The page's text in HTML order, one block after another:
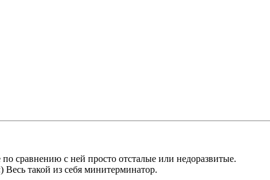
сравнению с ней просто отсталые или недоразвитые.
такой из себя минитерминатор.